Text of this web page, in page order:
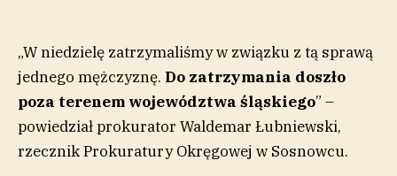
„W niedzielę zatrzymaliśmy w związku z tą sprawą
jednego mężczyznę. Do zatrzymania doszło
poza terenem województwa śląskiego” –
powiedział prokurator Waldemar Łubniewski,
rzecznik Prokuratury Okręgowej w Sosnowcu.